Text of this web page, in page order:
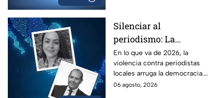
Silenciar al
periodismo: La
estrategia de violencia
e impunidad rumbo a
2027
En lo que va de 2026, la
violencia contra periodistas
locales arruga la democracia.
Entérate de cómo los
06 agosto, 2026